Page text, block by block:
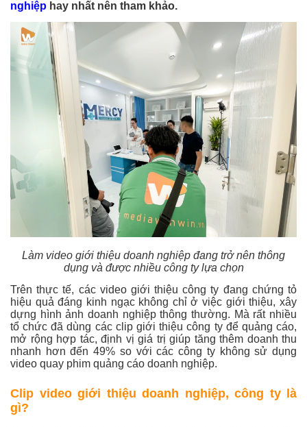
nghiệp hay nhất nên tham khảo.
Làm video giới thiệu doanh nghiệp đang trở nên thông
dụng và được nhiều công ty lựa chọn
Trên thực tế, các video giới thiệu công ty đang chứng tỏ
hiệu quả đáng kinh ngạc không chỉ ở việc giới thiệu, xây
dựng hình ảnh doanh nghiệp thông thường. Mà rất nhiều
tổ chức đã dùng các clip giới thiệu công ty để quảng cáo,
mở rộng hợp tác, định vị giá trị giúp tăng thêm doanh thu
nhanh hơn đến 49% so với các công ty không sử dụng
video quay phim quảng cáo doanh nghiệp.
Clip video giới thiệu doanh nghiệp, công ty là
gì?